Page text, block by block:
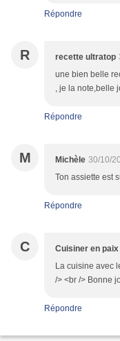
Répondre
R recette ultratop
une bien belle
, je la note,belle
Répondre
M Michèle 30/10/
Ton assiette est
Répondre
C Cuisiner en paix
La cuisine avec
/> <br /> Bonne
Répondre